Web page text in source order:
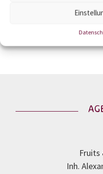
Fruits
Inh.